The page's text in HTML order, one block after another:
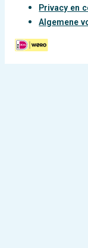
Privacy en
Algemene